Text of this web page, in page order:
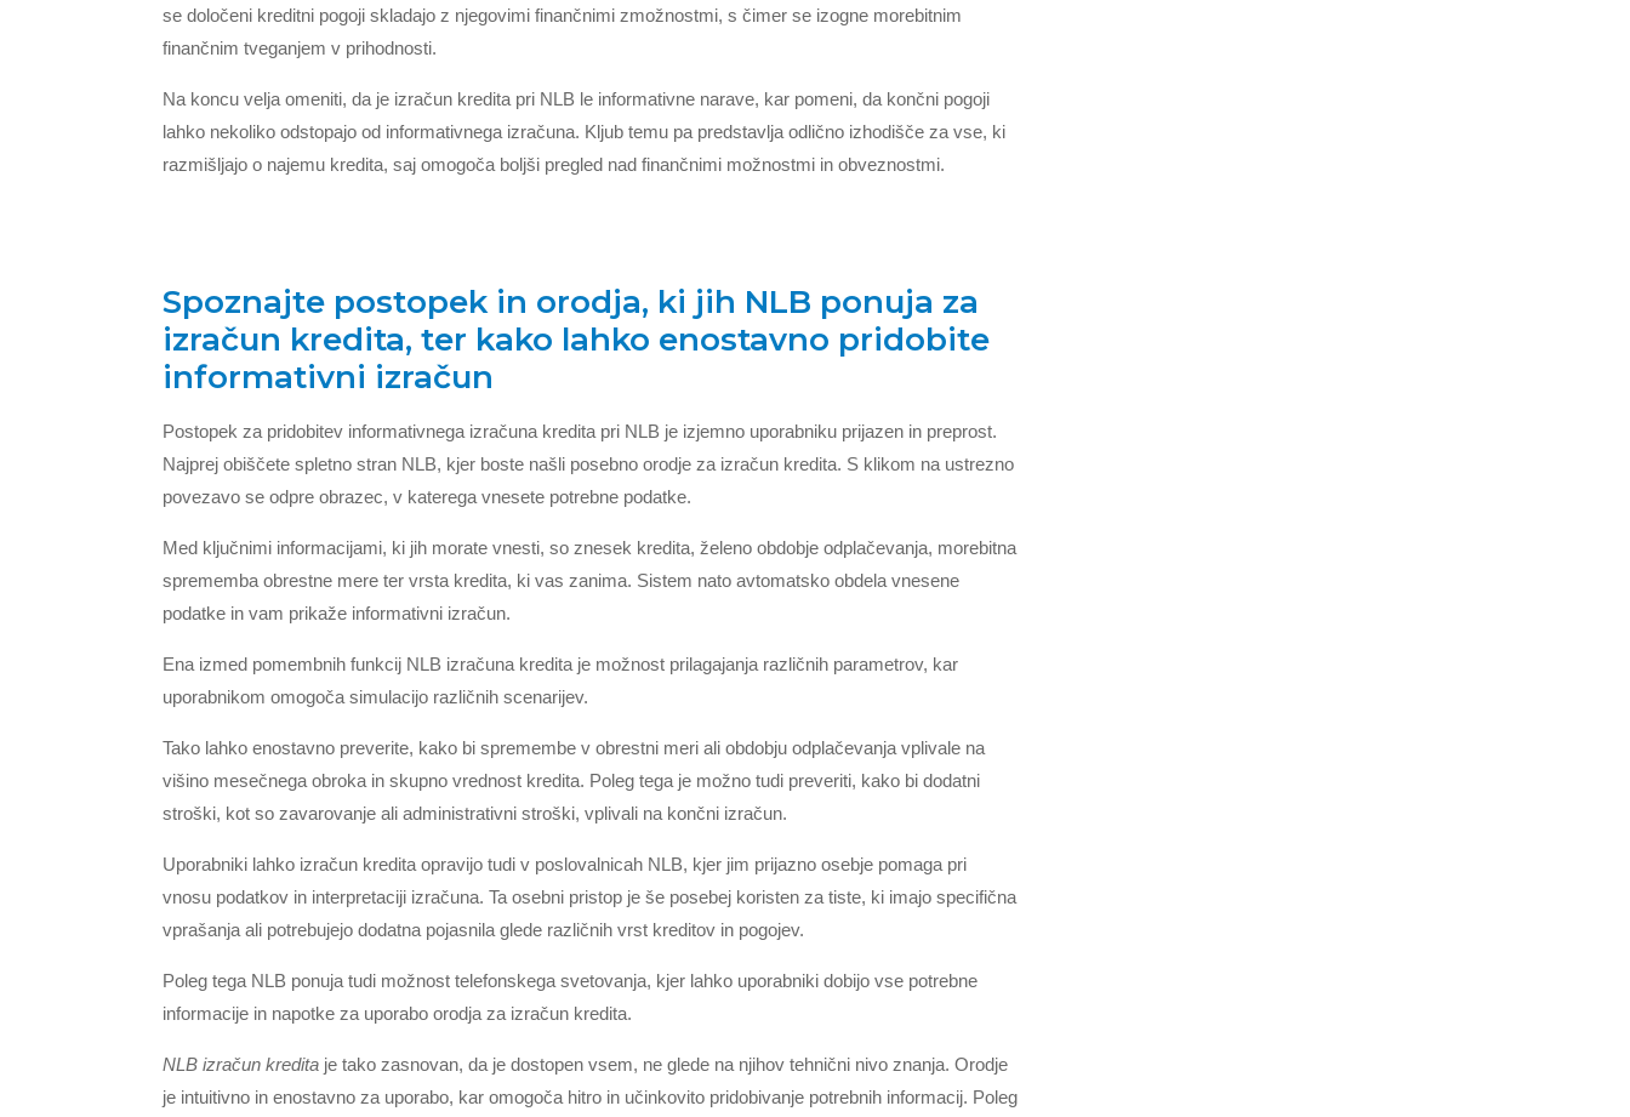
se določeni kreditni pogoji skladajo z njegovimi finančnimi zmožnostmi, s čimer se izogne morebitnim
finančnim tveganjem v prihodnosti.
Na koncu velja omeniti, da je izračun kredita pri NLB le informativne narave, kar pomeni, da končni pogoji
lahko nekoliko odstopajo od informativnega izračuna. Kljub temu pa predstavlja odlično izhodišče za vse, ki
razmišljajo o najemu kredita, saj omogoča boljši pregled nad finančnimi možnostmi in obveznostmi.
Spoznajte postopek in orodja, ki jih NLB ponuja za
izračun kredita, ter kako lahko enostavno pridobite
informativni izračun
Postopek za pridobitev informativnega izračuna kredita pri NLB je izjemno uporabniku prijazen in preprost.
Najprej obiščete spletno stran NLB, kjer boste našli posebno orodje za izračun kredita. S klikom na ustrezno
povezavo se odpre obrazec, v katerega vnesete potrebne podatke.
Med ključnimi informacijami, ki jih morate vnesti, so znesek kredita, želeno obdobje odplačevanja, morebitna
sprememba obrestne mere ter vrsta kredita, ki vas zanima. Sistem nato avtomatsko obdela vnesene
podatke in vam prikaže informativni izračun.
Ena izmed pomembnih funkcij NLB izračuna kredita je možnost prilagajanja različnih parametrov, kar
uporabnikom omogoča simulacijo različnih scenarijev.
Tako lahko enostavno preverite, kako bi spremembe v obrestni meri ali obdobju odplačevanja vplivale na
višino mesečnega obroka in skupno vrednost kredita. Poleg tega je možno tudi preveriti, kako bi dodatni
stroški, kot so zavarovanje ali administrativni stroški, vplivali na končni izračun.
Uporabniki lahko izračun kredita opravijo tudi v poslovalnicah NLB, kjer jim prijazno osebje pomaga pri
vnosu podatkov in interpretaciji izračuna. Ta osebni pristop je še posebej koristen za tiste, ki imajo specifična
vprašanja ali potrebujejo dodatna pojasnila glede različnih vrst kreditov in pogojev.
Poleg tega NLB ponuja tudi možnost telefonskega svetovanja, kjer lahko uporabniki dobijo vse potrebne
informacije in napotke za uporabo orodja za izračun kredita.
NLB izračun kredita je tako zasnovan, da je dostopen vsem, ne glede na njihov tehnični nivo znanja. Orodje
je intuitivno in enostavno za uporabo, kar omogoča hitro in učinkovito pridobivanje potrebnih informacij. Poleg